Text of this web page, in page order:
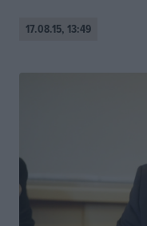
17.08.15, 13:49